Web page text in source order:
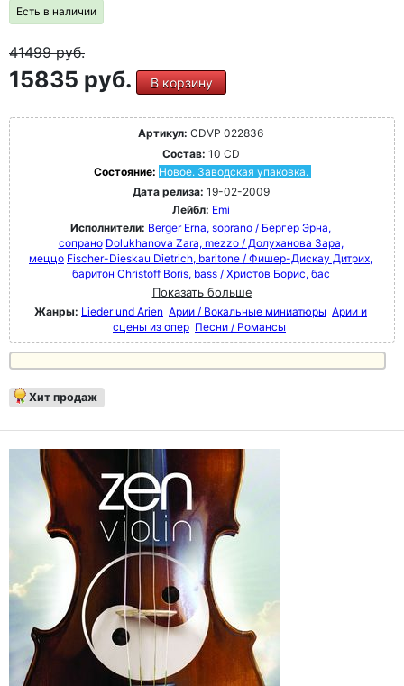
Есть в наличии
41499руб.
15835 руб. В корзину
Артикул: CDVP 022836
Состав: 10 CD
Состояние: Новое. Заводская упаковка.
Дата релиза: 19-02-2009
Лейбл: Emi
Исполнители: Berger Erna, soprano / Бергер Эрна,
сопрано Dolukhanova Zara, mezzo / Долуханова Зара,
меццо Fischer-Dieskau Dietrich, baritone / Фишер-Дискау Дитрих,
баритон Christoff Boris, bass / Христов Борис, бас
Показать больше
Жанры: Lieder und Arien Арии / Вокальные миниатюры Арии и
сцены из опер Песни / Романсы
Хит продаж